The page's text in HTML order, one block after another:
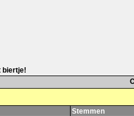
biertje!
Stemmen